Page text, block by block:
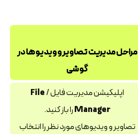
مراحل مدیریت تصاویر و ویدیوها در
گوشی
اپلیکیشن مدیریت فایل /File
Managerرا باز کنید.
تصاویر و ویدیوهای مورد نظر را انتخاب